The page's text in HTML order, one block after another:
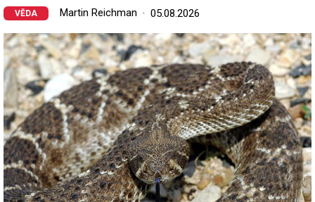
VĚDA Martin Reichman 05.08.2026
Image